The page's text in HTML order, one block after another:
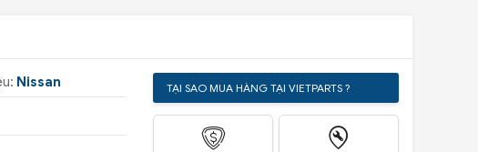
Nissan TẠI SAO MUA HÀNG TẠI VIETPARTS ?